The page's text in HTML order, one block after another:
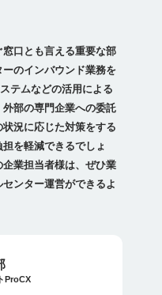
口とも言える重要な部
のインバウンド業務を
テムなどの活用による
部の専門企業への委託
況に応じた対策をする
を軽減できるでしょ
業担当者様は、ぜひ業
ンター運営ができるよ
ProCX